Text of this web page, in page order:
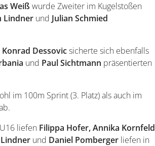
Weiß wurde Zweiter im Kugelstoßen
Lindner und Julian Schmied
Konrad Dessovicsicherte sich ebenfalls
und Paul Sichtmann präsentierten
im 100m Sprint (3. Platz) als auch im
liefen Filippa Hofer, Annika Kornfeld
und Daniel Pomberger liefen in